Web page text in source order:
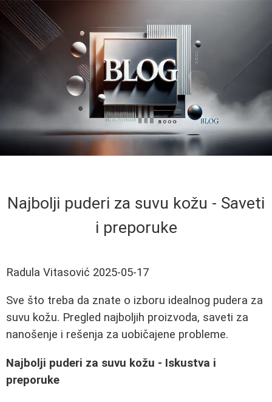
Najbolji puderi za suvu kožu - Saveti
i preporuke
Radula Vitasović 2025-05-17
Sve što treba da znate o izboru idealnog pudera za
suvu kožu. Pregled najboljih proizvoda, saveti za
nanošenje i rešenja za uobičajene probleme.
Najbolji puderi za suvu kožu - Iskustva i
preporuke